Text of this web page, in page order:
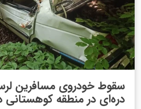
سقوط خودروی مسافرین
دره‌ای در منطقه کوهستانی